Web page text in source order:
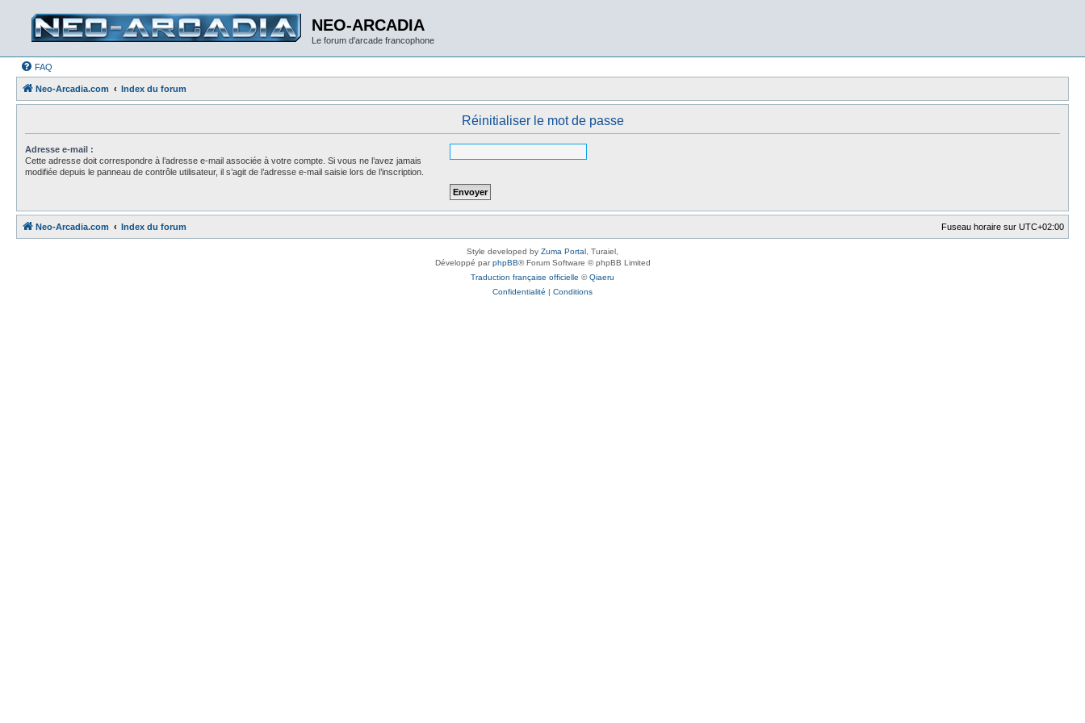
NEO-ARCADIA
Le forum d'arcade francophone
FAQ
Neo-Arcadia.com Index du forum
Réinitialiser le mot de passe
Adresse e-mail :
Cette adresse doit correspondre à l’adresse e-mail associée à votre compte. Si vous ne l’avez jamais
modifiée depuis le panneau de contrôle utilisateur, il s’agit de l’adresse e-mail saisie lors de l’inscription.
Neo-Arcadia.com Index du forum Fuseau horaire sur UTC+02:00
Style developed by Zuma Portal , Turaiel,
Développé parphpBB® Forum Software © phpBB Limited
Traduction française officielle ©Qiaeru
Confidentialité | Conditions